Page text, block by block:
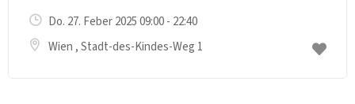
Do. 27. Feber 2025 09:00 - 22:40
Wien , Stadt-des-Kindes-Weg 1